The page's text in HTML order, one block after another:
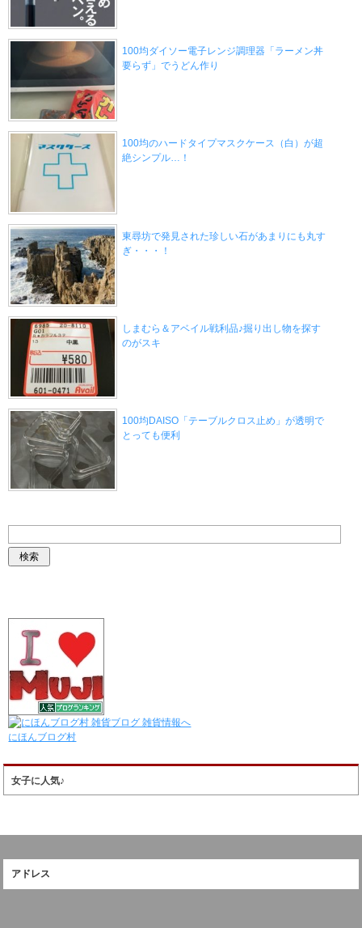
100均ダイソー電子レンジ調理器「ラーメン丼
要らず」でうどん作り
100均のハードタイプマスクケース（白）が超
絶シンプル…！
東尋坊で発見された珍しい石があまりにも丸す
ぎ・・・！
しまむら＆アベイル戦利品♪掘り出し物を探す
のがスキ
100均DAISO「テーブルクロス止め」が透明で
とっても便利
にほんブログ村
女子に人気♪
アドレス